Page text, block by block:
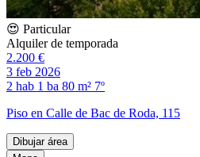
😍 Particular
Alquiler de temporada
2.200 €
3 feb 2026
2 hab 1 ba 80 m² 7º
Piso en Calle de Bac de Roda, 115
Dibujar área